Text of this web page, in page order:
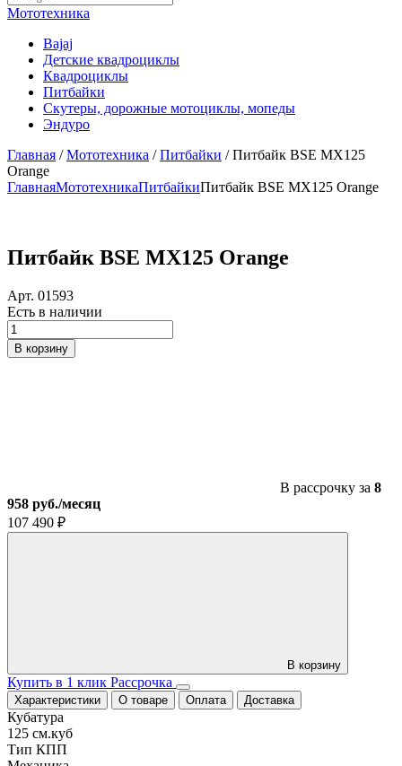
Мототехника
Bajaj
Детские квадроциклы
Квадроциклы
Питбайки
Скутеры, дорожные мотоциклы, мопеды
Эндуро
Главная /Мототехника /Питбайки / Питбайк BSE MX125
Orange
ГлавнаяМототехникаПитбайкиПитбайк BSE MX125 Orange
Питбайк BSE MX125 Orange
Арт. 01593
Есть в наличии
Количество
товара
Питбайк
В корзину
В рассрочку за 8
958 руб./месяц
107 490 ₽
В корзину
Купить в 1 клик Рассрочка
Характеристики О товаре Оплата Доставка
Кубатура
125 см.куб
Тип КПП